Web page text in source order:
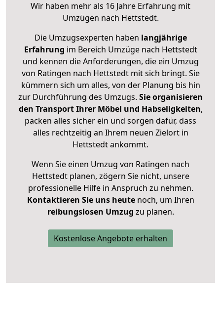
Wir haben mehr als 16 Jahre Erfahrung mit
Umzügen nach Hettstedt.
Die Umzugsexperten haben langjährige
Erfahrung im Bereich Umzüge nach Hettstedt
und kennen die Anforderungen, die ein Umzug
von Ratingen nach Hettstedt mit sich bringt. Sie
kümmern sich um alles, von der Planung bis hin
zur Durchführung des Umzugs. Sie organisieren
den Transport Ihrer Möbel und Habseligkeiten,
packen alles sicher ein und sorgen dafür, dass
alles rechtzeitig an Ihrem neuen Zielort in
Hettstedt ankommt.
Wenn Sie einen Umzug von Ratingen nach
Hettstedt planen, zögern Sie nicht, unsere
professionelle Hilfe in Anspruch zu nehmen.
Kontaktieren Sie uns heutenoch, um Ihren
reibungslosen Umzug zu planen.
Kostenlose Angebote erhalten